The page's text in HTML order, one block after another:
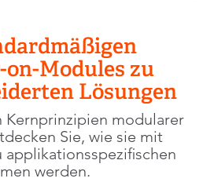
Modules zu
Lösungen
Kernprinzipien modularer
Sie, wie sie mit
applikationsspezifischen
werden.